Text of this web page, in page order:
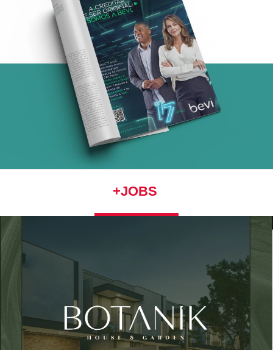
+JOBS
Botanik – House e Garden
Vivatti Incorporadora